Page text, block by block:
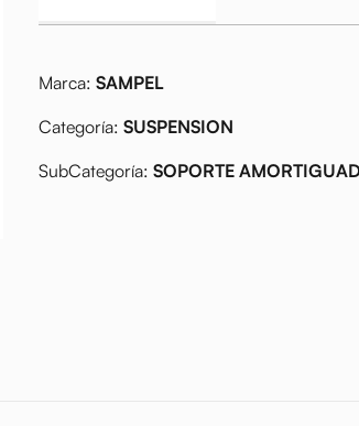
Marca: SAMPEL
Categoría: SUSPENSION
SubCategoría: SOPORTE